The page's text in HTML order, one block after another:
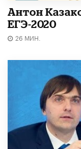
Антон
ЕГЭ-2020
26 МИН.